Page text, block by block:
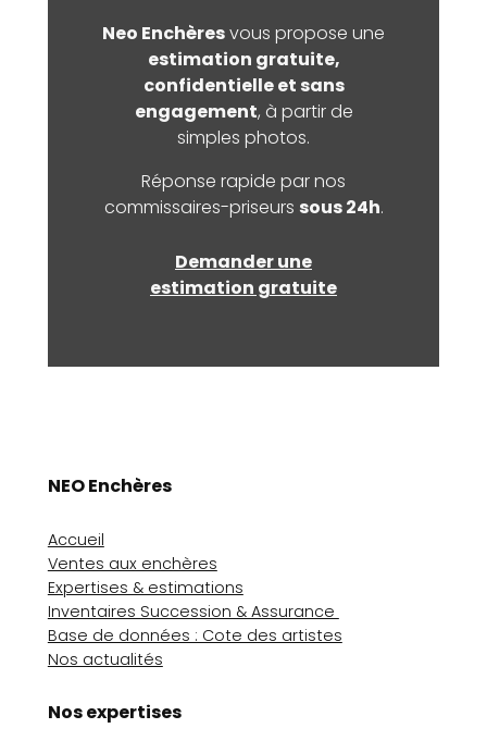
Neo Enchèresvous propose une
estimation gratuite,
confidentielle et sans
engagement, à partir de
simples photos.
Réponse rapide par nos
commissaires-priseurs sous 24h.
Demander une
estimation gratuite
NEO Enchères
Accueil
Ventes aux enchères
Expertises & estimations
Inventaires Succession & Assurance
Base de données : Cote des artistes
Nos actualités
Nos expertises